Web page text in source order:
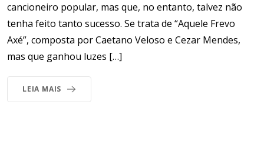
cancioneiro popular, mas que, no entanto, talvez não
tenha feito tanto sucesso. Se trata de “Aquele Frevo
Axé”, composta por Caetano Veloso e Cezar Mendes,
mas que ganhou luzes […]
LEIA MAIS